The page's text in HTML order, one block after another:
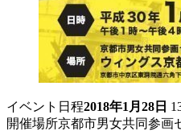
イベント日程2018年1月28日
開催場所京都市男女共同参